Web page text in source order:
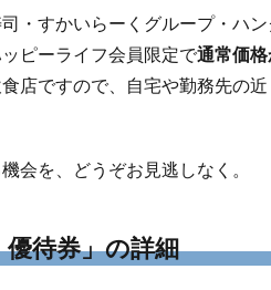
・すかいらーくグループ・ハ
ピーライフ会員限定で通常価格
店ですので、自宅や勤務先の
会を、どうぞお見逃しなく。
待券」の詳細